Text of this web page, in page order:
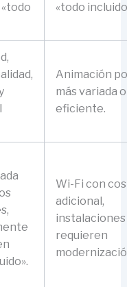
«todo
Animación
más variada o
eficiente.
Wi-Fi con
adicional,
instalaciones
requieren